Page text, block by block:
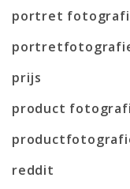
portret
prijs
product
reddit